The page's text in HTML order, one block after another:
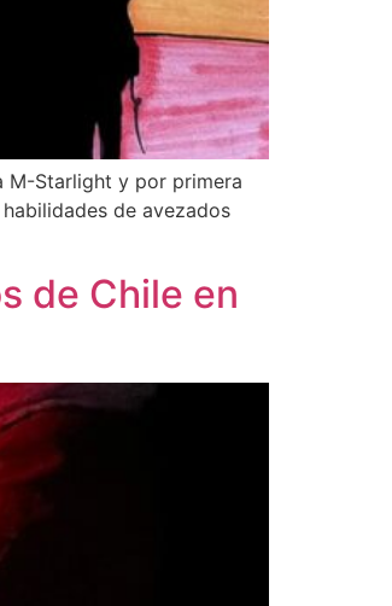
M-Starlight y por primera
de avezados
de Chile en